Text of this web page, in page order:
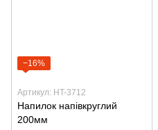
−16%
Артикул: HT-3712
Напилок напiвкруглий
200мм